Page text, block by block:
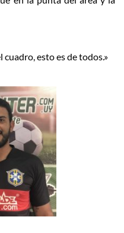
esto es de todos.»